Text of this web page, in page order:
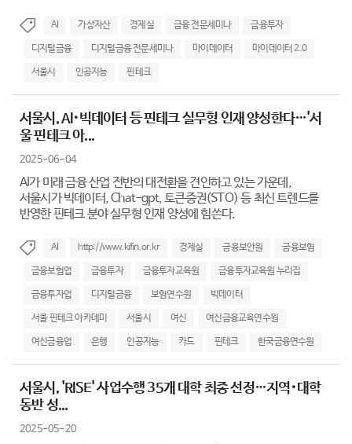
AI 가상자산 경제실 금융 전문세미나 금융투자
디지털금융 디지털금융 전문세미나 마이데이터 마이데이터 2.0
서울시 인공지능 핀테크
서울시, AI･빅데이터 등 핀테크 실무형 인재 양성한다…'서
울 핀테크 아...
2025-06-04
AI가 미래 금융 산업 전반의 대전환을 견인하고 있는 가운데,
서울시가 빅데이터, Chat-gpt, 토큰증권(STO) 등 최신 트렌드를
반영한 핀테크 분야 실무형 인재 양성에 힘쓴다.
AI http://www.kifin.or.kr 경제실 금융보안원 금융보험
금융보험업 금융투자 금융투자교육원 금융투자교육원 누리집
금융투자업 디지털금융 보험연수원 빅데이터
서울 핀테크 아카데미 서울시 여신 여신금융교육연수원
여신금융업 은행 인공지능 카드 핀테크 한국금융연수원
서울시, 'RISE' 사업수행 35개 대학 최종 선정…지역･대학
동반 성...
2025-05-20